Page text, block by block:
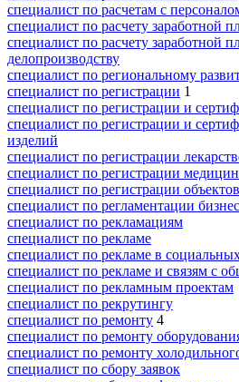
специалист по расчетам с
специалист по расчету заработной
специалист по расчету заработной
делопроизводству
специалист по региональному
специалист по регистрации 1
специалист по регистрации и
специалист по регистрации и
изделий
специалист по регистрации
специалист по регистрации
специалист по регистрации
специалист по регламентации
специалист по рекламациям
специалист по рекламе
специалист по рекламе в
специалист по рекламе и связям с
специалист по рекламным проектам
специалист по рекрутингу
специалист по ремонту 4
специалист по ремонту
специалист по ремонту
специалист по сбору заявок